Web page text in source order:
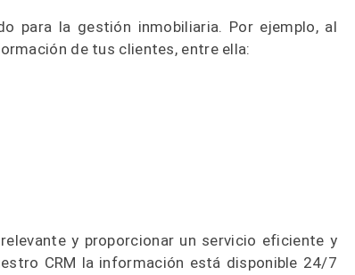
para la gestión inmobiliaria. Por ejemplo, al
de tus clientes, entre ella:
y proporcionar un servicio eficiente y
CRM la información está disponible 24/7